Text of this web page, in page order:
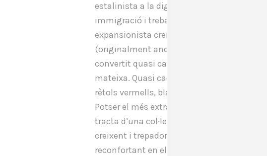
estalinista a la dignitat de la classe
immigració i treball dur o els tramvies de
expansionista cremada i sacsejada fins
(originalment anomenat “
convertit quasi cada aspecte de la seva
mateixa. Quasi cada part de la xarxa (els
rètols vermells, blancs i blaus, fins i tot la
Potser el més extraordinari és que
tracta d’una col·lecció de decisions de
creixent i trepadora de connexions que
reconfortant en el transport públic de